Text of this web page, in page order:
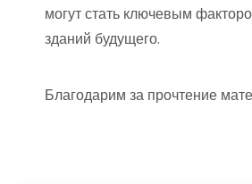
могут стать ключевым
зданий будущего.
Благодарим за прочтение